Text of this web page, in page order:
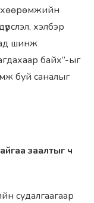
хэлбэр
шинж
байх”-ыг
буй саналыг
заалтыг ч
судалгаагаар